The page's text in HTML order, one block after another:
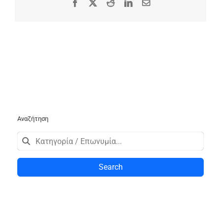
Facebook RedditLinkedIn
Email
Αναζήτηση
Search